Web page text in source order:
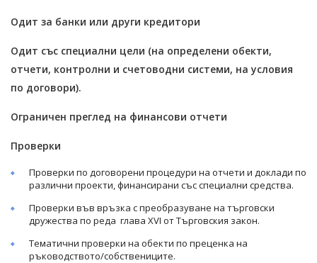
Одит за банки или други кредитори
Одит със специални цели (на определени обекти,
отчети, контролни и счетоводни системи, на условия
по договори).
Ограничен преглед на финансови отчети
Проверки
Проверки по договорени процедури на отчети и доклади по
различни проекти, финансирани със специални средства.
Проверки във връзка с преобразуване на търговски
дружества по реда глава XVI от Търговския закон.
Тематични проверки на обекти по преценка на
ръководството/собствениците.